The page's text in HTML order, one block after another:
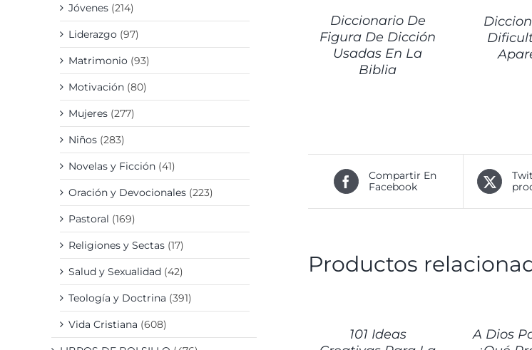
Diccionario De
Figura De Dicción
Usadas En La
Biblia
Compartir En
Facebook
Productos
101 Ideas
A Dios
Jóvenes (214)
Liderazgo (97)
Matrimonio (93)
Motivación (80)
Mujeres (277)
Niños (283)
Novelas y Ficción (41)
Oración y Devocionales (223)
Pastoral (169)
Religiones y Sectas (17)
Salud y Sexualidad (42)
Teología y Doctrina (391)
Vida Cristiana (608)